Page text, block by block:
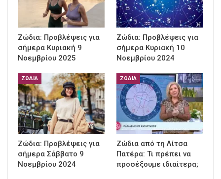
Ζώδια: Προβλέψεις για
σήμερα Κυριακή 9
Νοεμβρίου 2025
Ζώδια: Προβλέψεις για
σήμερα Κυριακή 10
Νοεμβρίου 2024
ΖΏΔΙΑ
Ζώδια: Προβλέψεις για
σήμερα Σάββατο 9
Νοεμβρίου 2024
ΖΏΔΙΑ
Ζώδια από τη Λίτσα
Πατέρα: Τι πρέπει να
προσέξουμε ιδιαίτερα;